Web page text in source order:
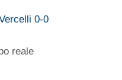
0-0
reale